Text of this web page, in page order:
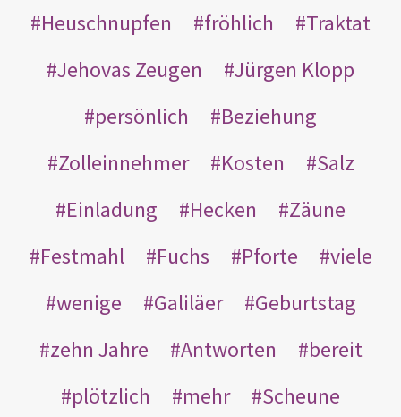
Heuschnupfen fröhlich
Traktat
Jehovas Zeugen
Jürgen Klopp
persönlich
Beziehung
Zolleinnehmer
Kosten
Salz
Einladung
Hecken
Zäune
Festmahl
Fuchs Pforte
viele
wenige
Galiläer
Geburtstag
zehn Jahre
Antworten
bereit
plötzlich
mehr
Scheune